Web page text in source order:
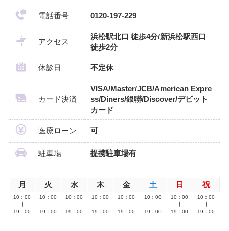
電話番号 0120-197-229
アクセス
浜松駅北口 徒歩4分/新浜松駅西口
徒歩2分
休診日 不定休
カード決済
VISA/Master/JCB/American Expre
ss/Diners/銀聯/Discover/デビット
カード
医療ローン 可
駐車場 提携駐車場有
月 火 水 木 金 土 日 祝
10：00
19：00
10：00
19：00
10：00
19：00
10：00
19：00
10：00
19：00
10：00
19：00
10：00
19：00
10：00
19：00